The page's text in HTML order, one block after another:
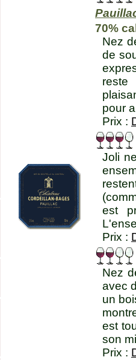
70%
Nez
de
reste
pour
Prix :
Joli
est
Prix :
Nez
avec
un
est
son
Prix :